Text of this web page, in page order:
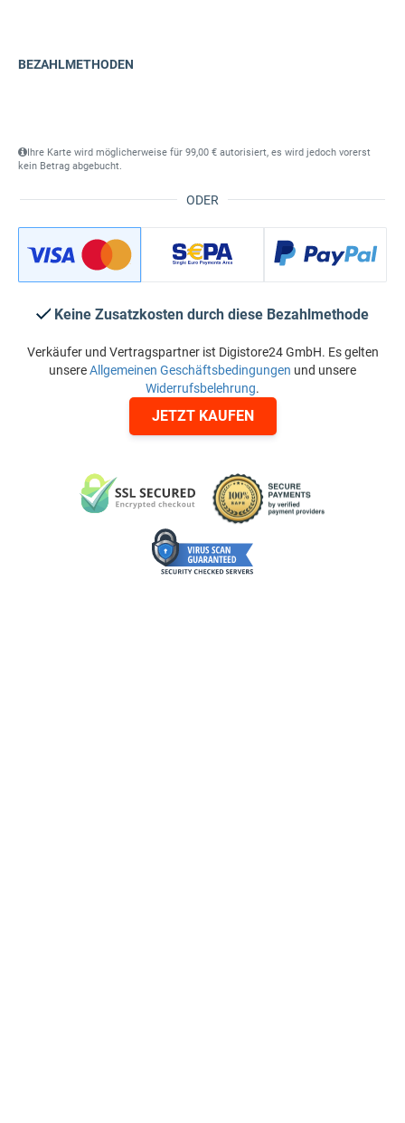
Ihre Karte wird möglicherweise für 99,00 € autorisiert, es wird jedoch vorerst
kein Betrag abgebucht.
ODER
BEZAHLMETHODEN
Keine Zusatzkosten durch diese Bezahlmethode
Verkäufer und Vertragspartner ist Digistore24 GmbH. Es gelten
unsereAllgemeinen Geschäftsbedingungen und unsere
Widerrufsbelehrung.
JETZT KAUFEN